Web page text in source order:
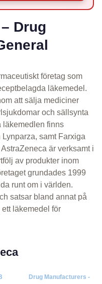
Drug
företag som
läkemedel.
att sälja mediciner
och sällsynta
läkemedlen finns
samt Farxiga
är verksamt i
av produkter inom
grundades 1999
runt om i världen.
satsar bland annat på
läkemedel för
Drug Manufacturers -